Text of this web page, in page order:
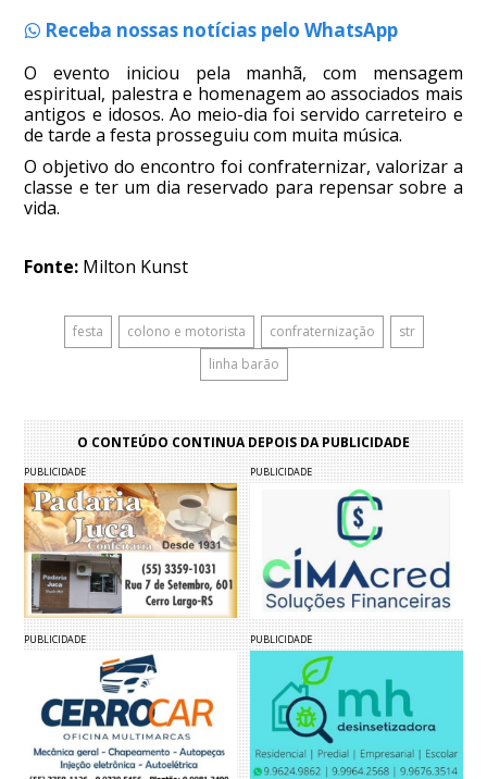
Receba nossas notícias pelo WhatsApp
O evento iniciou pela manhã, com mensagem
espiritual, palestra e homenagem ao associados mais
antigos e idosos. Ao meio-dia foi servido carreteiro e
de tarde a festa prosseguiu com muita música.
O objetivo do encontro foi confraternizar, valorizar a
classe e ter um dia reservado para repensar sobre a
vida.
Fonte: Milton Kunst
festa colono e motorista confraternização
str
linha barão
O CONTEÚDO CONTINUA DEPOIS DA PUBLICIDADE
PUBLICIDADE PUBLICIDADE
PUBLICIDADE PUBLICIDADE